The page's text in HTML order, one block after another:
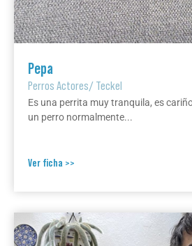
Pepa
Perros Actores/ Teckel
Es una perrita muy tranquila, es
un perro normalmente...
Ver ficha >>